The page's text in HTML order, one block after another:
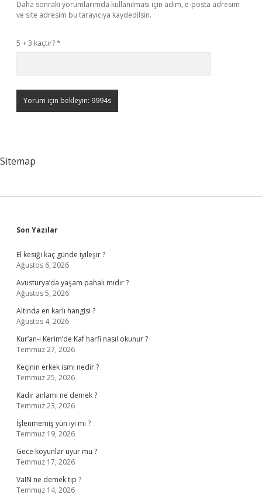
Daha sonraki yorumlarımda kullanılması için adım, e-posta adresim
ve site adresim bu tarayıcıya kaydedilsin.
5 + 3 kaçtır?*
Sitemap
Sidebar
Son Yazılar
El kesiği kaç günde iyileşir ?
Ağustos 6, 2026
Avusturya’da yaşam pahalı mıdır ?
Ağustos 5, 2026
Altında en karlı hangisi ?
Ağustos 4, 2026
Kur’an-ı Kerim’de Kaf harfi nasıl okunur ?
Temmuz 27, 2026
Keçinin erkek ismi nedir ?
Temmuz 25, 2026
Kadir anlamı ne demek ?
Temmuz 23, 2026
İşlenmemiş yün iyi mi ?
Temmuz 19, 2026
Gece koyunlar uyur mu ?
Temmuz 17, 2026
VaIN ne demek tıp ?
Temmuz 14, 2026